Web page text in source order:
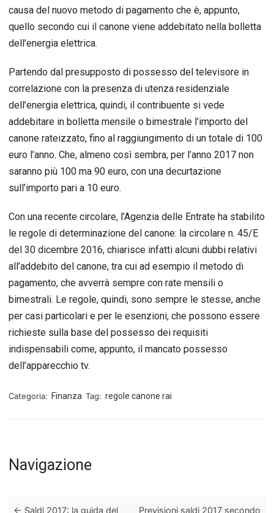
causa del nuovo metodo di pagamento che è, appunto,
quello secondo cui il canone viene addebitato nella bolletta
dell’energia elettrica.
Partendo dal presupposto di possesso del televisore in
correlazione con la presenza di utenza residenziale
dell’energia elettrica, quindi, il contribuente si vede
addebitare in bolletta mensile o bimestrale l’importo del
canone rateizzato, fino al raggiungimento di un totale di 100
euro l’anno. Che, almeno così sembra, per l’anno 2017 non
saranno più 100 ma 90 euro, con una decurtazione
sull’importo pari a 10 euro.
Con una recente circolare, l’Agenzia delle Entrate ha stabilito
le regole di determinazione del canone: la circolare n. 45/E
del 30 dicembre 2016, chiarisce infatti alcuni dubbi relativi
all’addebito del canone, tra cui ad esempio il metodo di
pagamento, che avverrà sempre con rate mensili o
bimestrali. Le regole, quindi, sono sempre le stesse, anche
per casi particolari e per le esenzioni, che possono essere
richieste sulla base del possesso dei requisiti
indispensabili come, appunto, il mancato possesso
dell’apparecchio tv.
Categoria: Finanza Tag: regole canone rai
Navigazione
← Saldi 2017: la guida del
Previsioni saldi 2017 secondo